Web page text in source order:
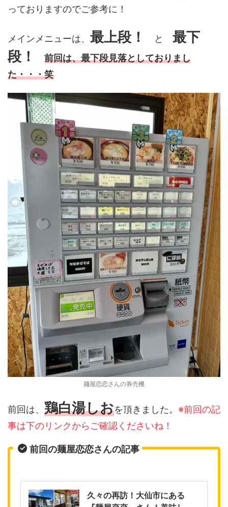
っておりますのでご参考に！
メインメニューは、 最上段！ と 最下
段！
前回は、最下段見落としておりまし
た・・・笑
麺屋恋恋さんの券売機
前回は、 鶏白湯しおを頂きました。 ※前回の記
事は下のリンクからご確認くださいね！
前回の麺屋恋恋さんの記事
久々の再訪！大仙市にある